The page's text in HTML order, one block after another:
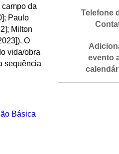
Telefone
evento
da
Paulo
Milton
O
vida/obra
sequência
Básica